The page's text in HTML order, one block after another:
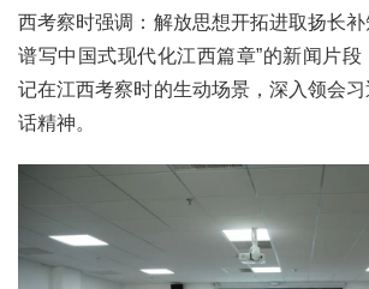
西考察时强调：解放思想开拓进取扬长
谱写中国式现代化江西篇章”的新闻片
记在江西考察时的生动场景，深入领会
话精神。